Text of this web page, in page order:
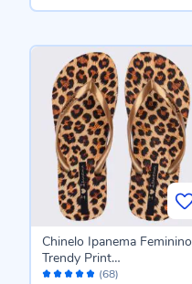
Avaliação: (68)
Chinelo Ipanema Feminino
Trendy Print
Bege/Ouro/Marrom